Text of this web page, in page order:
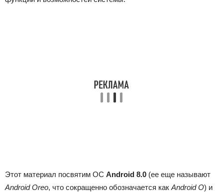
Этот материал посвятим ОС Android 8.0 (ее еще называют
Android Oreo, что сокращенно обозначается как Android O) и